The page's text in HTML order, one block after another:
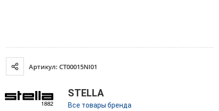
Артикул: CT00015NI01
STELLA
Все товары бренда